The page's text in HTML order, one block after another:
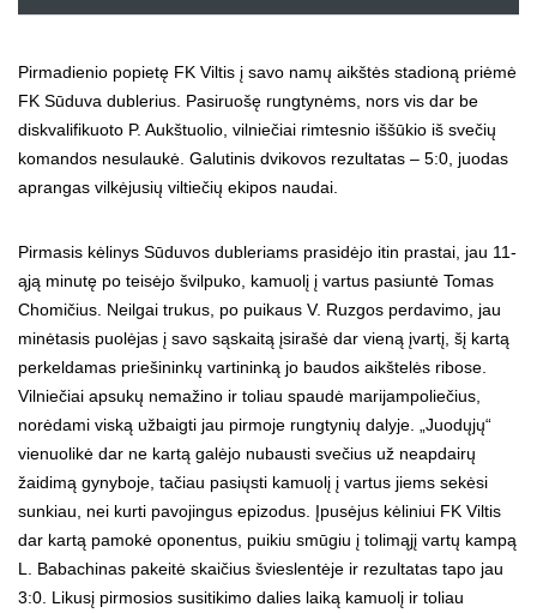
Pirmadienio popietę FK Viltis į savo namų aikštės stadioną priėmė
FK Sūduva dublerius. Pasiruošę rungtynėms, nors vis dar be
diskvalifikuoto P. Aukštuolio, vilniečiai rimtesnio iššūkio iš svečių
komandos nesulaukė. Galutinis dvikovos rezultatas – 5:0, juodas
aprangas vilkėjusių viltiečių ekipos naudai.
Pirmasis kėlinys Sūduvos dubleriams prasidėjo itin prastai, jau 11-
ąją minutę po teisėjo švilpuko, kamuolį į vartus pasiuntė Tomas
Chomičius. Neilgai trukus, po puikaus V. Ruzgos perdavimo, jau
minėtasis puolėjas į savo sąskaitą įsirašė dar vieną įvartį, šį kartą
perkeldamas priešininkų vartininką jo baudos aikštelės ribose.
Vilniečiai apsukų nemažino ir toliau spaudė marijampoliečius,
norėdami viską užbaigti jau pirmoje rungtynių dalyje. „Juodųjų“
vienuolikė dar ne kartą galėjo nubausti svečius už neapdairų
žaidimą gynyboje, tačiau pasiųsti kamuolį į vartus jiems sekėsi
sunkiau, nei kurti pavojingus epizodus. Įpusėjus kėliniui FK Viltis
dar kartą pamokė oponentus, puikiu smūgiu į tolimąjį vartų kampą
L. Babachinas pakeitė skaičius švieslentėje ir rezultatas tapo jau
3:0. Likusį pirmosios susitikimo dalies laiką kamuolį ir toliau